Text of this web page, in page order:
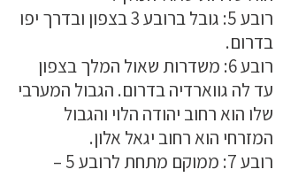
רובע 5: גובל ברובע 3 בצפון ובדרך יפו
בדרום.
רובע 6: משדרות שאול המלך בצפון
עד לה גווארדיה בדרום. הגבול המערבי
שלו הוא רחוב יהודה הלוי והגבול
המזרחי הוא רחוב יגאל אלון.
רובע 7: ממוקם מתחת לרובע 5 –